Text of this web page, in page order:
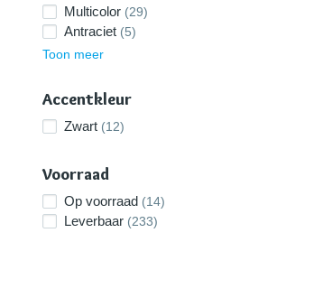
Multicolor (29)
Antraciet (5)
Toon meer
Accentkleur
Zwart (12)
Voorraad
Op voorraad (14)
Leverbaar (233)